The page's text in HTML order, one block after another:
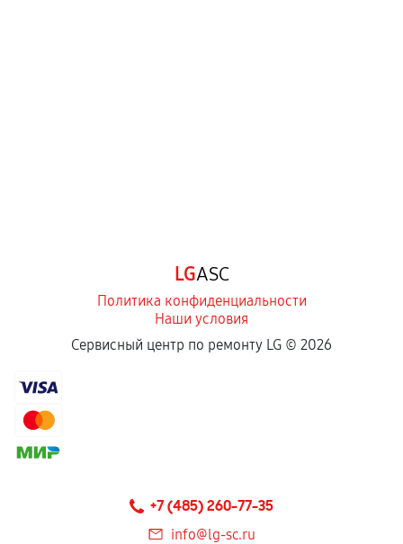
LGASC
Политика конфиденциальности
Наши условия
Сервисный центр по ремонту LG © 2026
+7 (485) 260-77-35
info@lg-sc.ru